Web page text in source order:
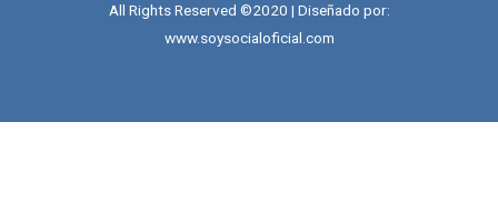
All Rights Reserved ©2020 | Diseñado por:
www.soysocialoficial.com